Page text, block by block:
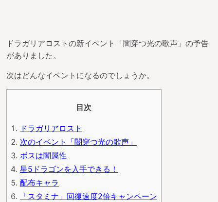
ドラガリアロストの新イベント「闇穿つ光の歌声」の予告
がありました。
次はどんなイベントになるのでしょうか。
目次
ドラガリアロスト
次のイベント「闇穿つ光の歌声」
ボスは闇属性
星5ドラゴンを入手できる！
配布キャラ
「スタミナ」回復速度2倍キャンペーン